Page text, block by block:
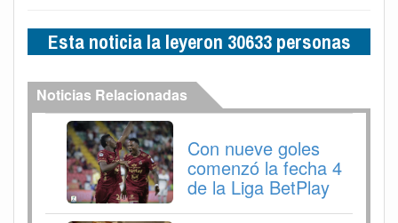
Esta noticia la leyeron 30633 personas
Noticias Relacionadas
Con nueve goles
comenzó la fecha 4
de la Liga BetPlay